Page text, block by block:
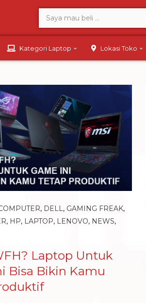
Kategori Laptop Lokasi Toko
, DELL, GAMING FREAK,
, HP, LAPTOP, LENOVO, NEWS,
Laptop Untuk
Bisa Bikin Kamu